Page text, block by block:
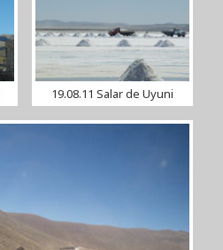
19.08.11 Salar de Uyuni